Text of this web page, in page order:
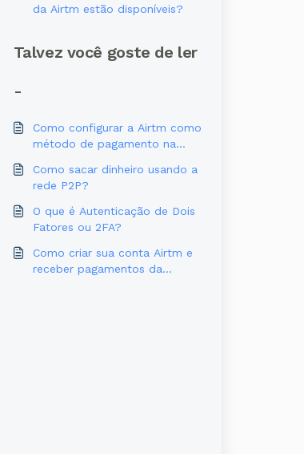
da Airtm estão disponíveis?
Talvez você goste de ler
-
Como configurar a Airtm como
método de pagamento na
Como sacar dinheiro usando a
rede P2P?
O que é Autenticação de Dois
Fatores ou 2FA?
Como criar sua conta Airtm e
receber pagamentos da